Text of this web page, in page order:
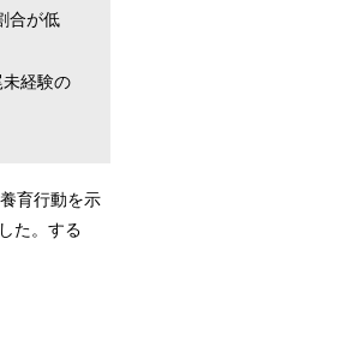
合が低
経験の
育行動を示
た。する